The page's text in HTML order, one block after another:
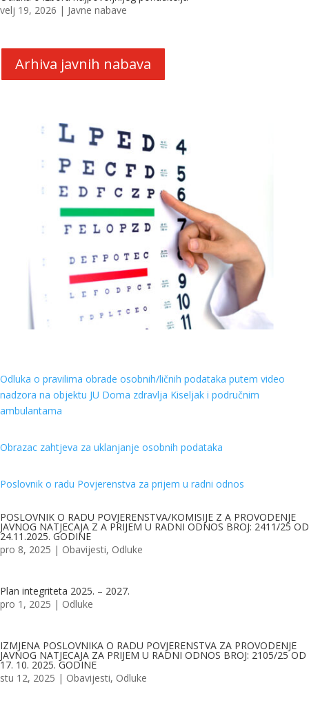
velj 19, 2026 | Javne nabave
Arhiva javnih nabava
Odluka o pravilima obrade osobnih/ličnih podataka putem video
nadzora na objektu JU Doma zdravlja Kiseljak i područnim
ambulantama
Obrazac zahtjeva za uklanjanje osobnih podataka
Poslovnik o radu Povjerenstva za prijem u radni odnos
POSLOVNIK O RADU POVJERENSTVA/KOMISIJE Z A PROVODENJE
JAVNOG NATJECAJA Z A PRIJEM U RADNI ODNOS BROJ: 2411/25 OD
24.11.2025. GODINE
pro 8, 2025 | Obavijesti, Odluke
Plan integriteta 2025. – 2027.
pro 1, 2025 | Odluke
IZMJENA POSLOVNIKA O RADU POVJERENSTVA ZA PROVODENJE
JAVNOG NATJECAJA ZA PRIJEM U RADNI ODNOS BROJ: 2105/25 OD
17. 10. 2025. GODINE
stu 12, 2025 | Obavijesti, Odluke